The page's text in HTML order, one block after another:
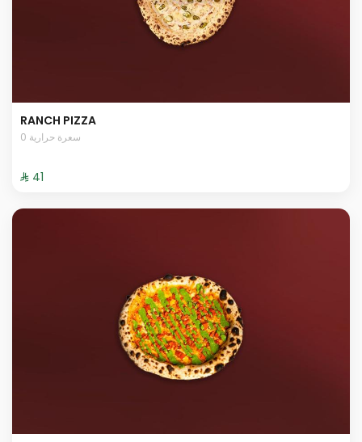
RANCH PIZZA
0 سعرة حرارية
⁨⁦‪‬ 41⁩